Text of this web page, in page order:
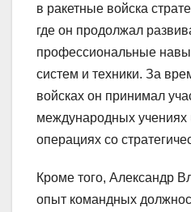
в ракетные войска
где он продолжал
профессиональные
систем и техники. За
войсках он принимал
международных учениях
операциях со
Кроме того, Александр
опыт командных